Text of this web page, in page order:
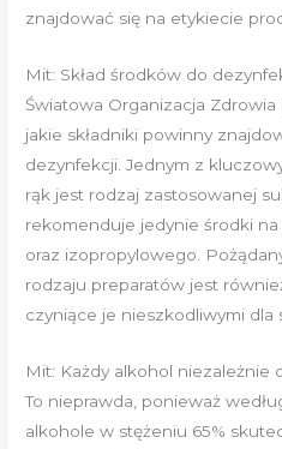
znajdować się na etykiecie
Mit: Skład środków do
Światowa Organizacja
jakie składniki powinny
dezynfekcji. Jednym z
rąk jest rodzaj zastosowanej
rekomenduje jedynie środki
oraz izopropylowego.
rodzaju preparatów jest
czyniące je nieszkodliwymi dla
Mit: Każdy alkohol niezależnie
To nieprawda, ponieważ
alkohole w stężeniu 65%